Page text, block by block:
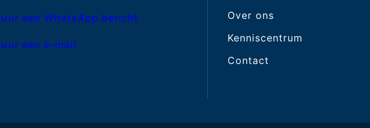
een WhatsApp bericht
een e-mail
Over ons
Kenniscentrum
Contact